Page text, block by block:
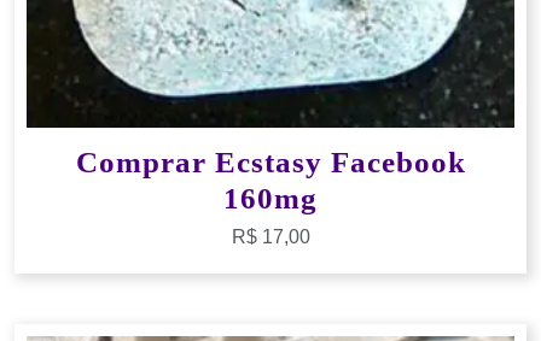
Comprar Ecstasy Facebook
160mg
R$17,00